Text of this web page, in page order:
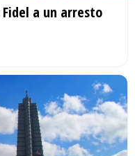
Fidel a un arresto